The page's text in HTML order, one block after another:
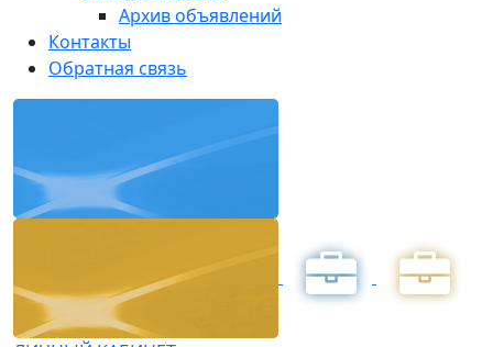
Архив объявлений
Контакты
Обратная связь